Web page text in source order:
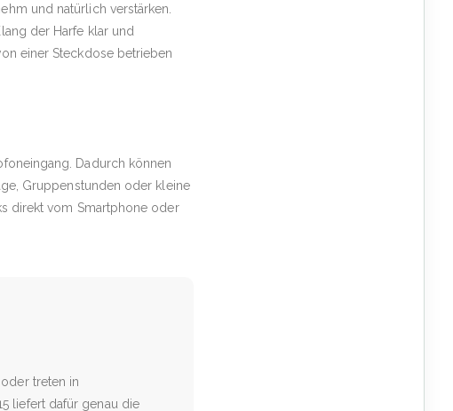
und natürlich verstärken.
der Harfe klar und
einer Steckdose betrieben
Dadurch können
Gruppenstunden oder kleine
direkt vom Smartphone oder
treten in
liefert dafür genau die